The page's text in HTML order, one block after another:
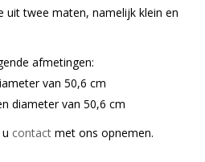
uit twee maten, namelijk klein en
afmetingen:
van 50,6 cm
diameter van 50,6 cm
contact met ons opnemen.